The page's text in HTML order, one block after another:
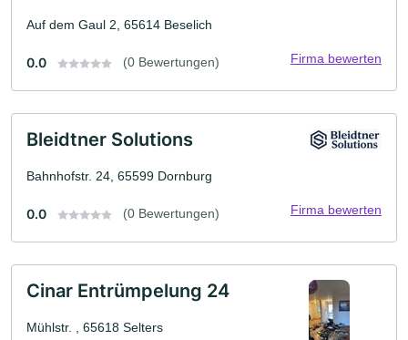
Auf dem Gaul 2, 65614 Beselich
0.0 (0 Bewertungen) Firma bewerten
Bleidtner Solutions
Bahnhofstr. 24, 65599 Dornburg
0.0 (0 Bewertungen) Firma bewerten
Cinar Entrümpelung 24
Mühlstr. , 65618 Selters